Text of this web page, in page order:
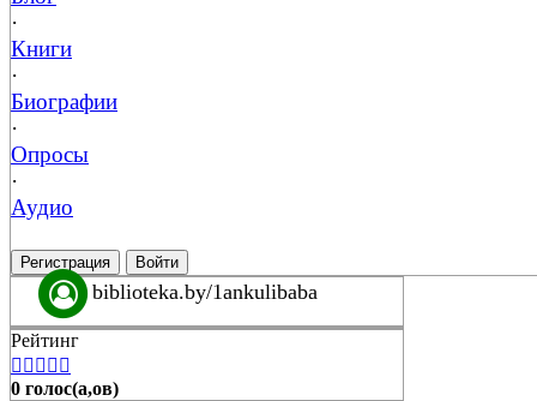
·
Книги
·
Биографии
·
Опросы
·
Аудио
Регистрация Войти
biblioteka.by/1ankulibaba
Рейтинг
    
0 голос(а,ов)